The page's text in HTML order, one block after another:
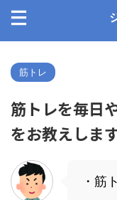
筋トレ
筋トレを毎日
をお教えしま
・筋